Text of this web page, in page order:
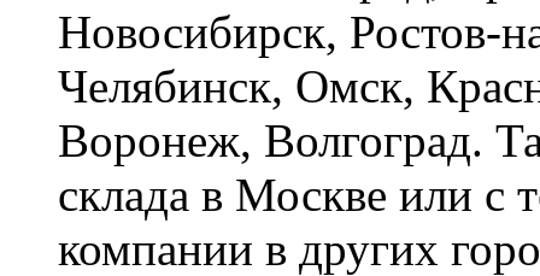
Новосибирск, Ростов-
Челябинск, Омск,
Воронеж, Волгоград.
склада в Москве или с
компании в других